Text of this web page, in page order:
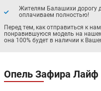
Жителям Балашихи дорогу
оплачиваем полностью!
Перед тем, как отправиться к
понравившуюся модель на
она 100% будет в наличии к
Опель Зафира Лайф